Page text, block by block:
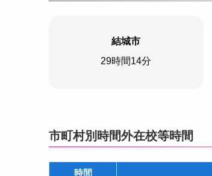
結城市
29時間14分
市町村別時間外在校等時間
時間